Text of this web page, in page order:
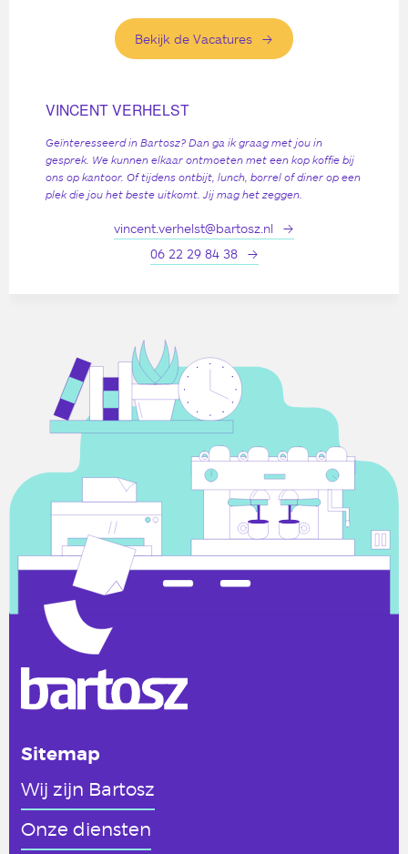
Bekijk de Vacatures
VINCENT VERHELST
Geïnteresseerd in Bartosz? Dan ga ik graag met jou in
gesprek. We kunnen elkaar ontmoeten met een kop koffie bij
ons op kantoor. Of tijdens ontbijt, lunch, borrel of diner op een
plek die jou het beste uitkomt. Jij mag het zeggen.
vincent.verhelst@bartosz.nl
06 22 29 84 38
Sitemap
Wij zijn Bartosz
Onze diensten